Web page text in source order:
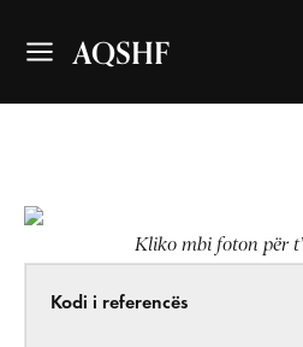
AQSHF
Kliko mbi foton për
Kodi i referencës